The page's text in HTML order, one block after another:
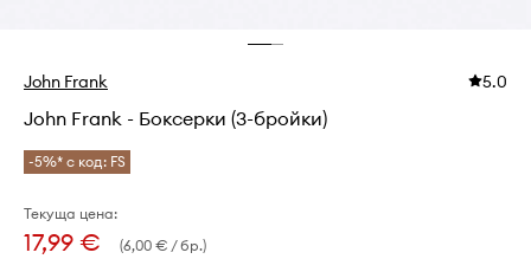
John Frank 5.0
John Frank - Боксерки (3-бройки)
-5%* с код: FS
Текуща цена:
17,99 €
(6,00 € / бр.)